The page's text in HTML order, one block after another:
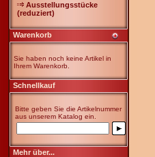
Ausstellungsstücke
(reduziert)
Warenkorb
Sie haben noch keine Artikel in
Ihrem Warenkorb.
Schnellkauf
Bitte geben Sie die Artikelnummer
aus unserem Katalog ein.
Mehr über...